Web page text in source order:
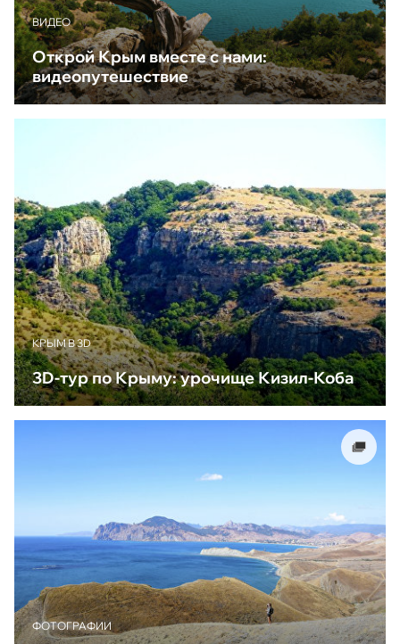
ВИДЕО
Открой Крым вместе с нами:
видеопутешествие
КРЫМ В 3D
3D-тур по Крыму: урочище Кизил-Коба
ФОТОГРАФИИ